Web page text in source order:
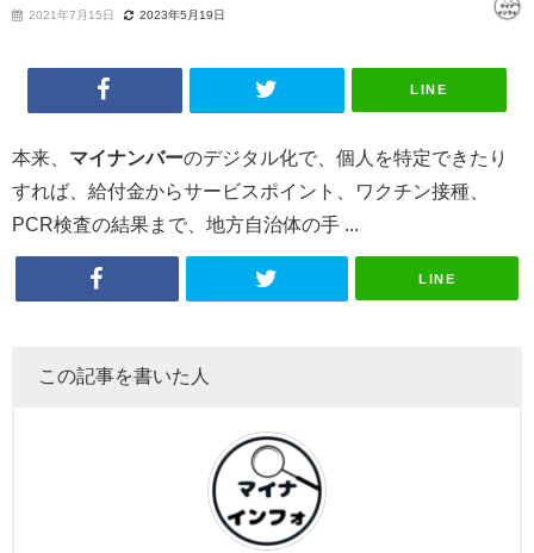
2021年7月15日 2023年5月19日
LINE
本来、 マイナンバーのデジタル化で、個人を特定できたり
すれば、給付金からサービスポイント、ワクチン接種、
PCR検査の結果まで、地方自治体の手 ...
LINE
この記事を書いた人